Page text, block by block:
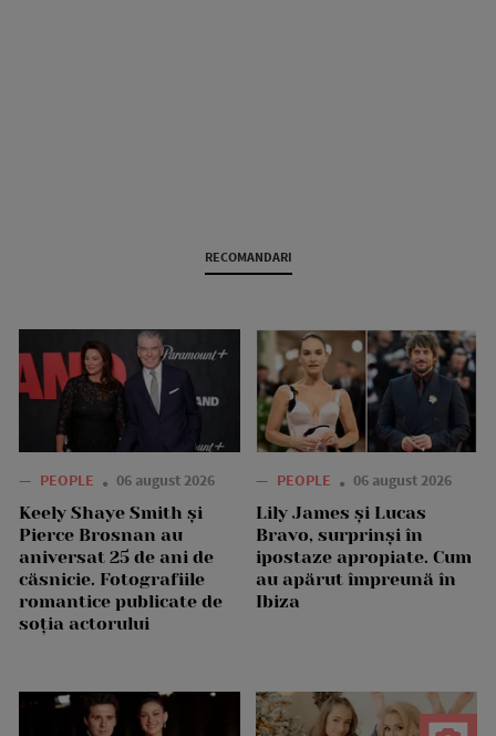
RECOMANDARI
— PEOPLE 06 august 2026
Keely Shaye Smith și
Pierce Brosnan au
aniversat 25 de ani de
căsnicie. Fotografiile
romantice publicate de
soția actorului
— PEOPLE 06 august 2026
Lily James și Lucas
Bravo, surprinși în
ipostaze apropiate. Cum
au apărut împreună în
Ibiza